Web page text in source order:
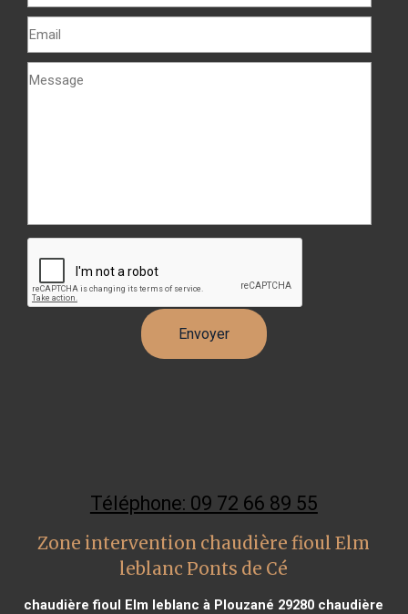
Téléphone: 09 72 66 89 55
Zone intervention chaudière fioul Elm
leblanc Ponts de Cé
chaudière fioul Elm leblanc à Plouzané 29280 chaudière